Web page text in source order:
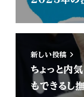
新しい投稿
ちょっと内
もできるし